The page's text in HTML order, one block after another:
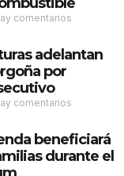
comentarios
adelantan
por
comentarios
beneficiará
durante el